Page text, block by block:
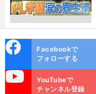
ok
Facebookで
フォローする
YouTubeで
チャンネル登録